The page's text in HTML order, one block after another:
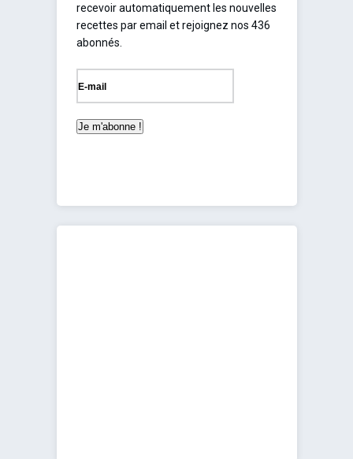
recevoir automatiquement les nouvelles
recettes par email et rejoignez nos 436
abonnés.